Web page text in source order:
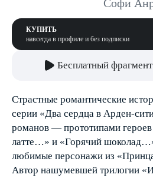
Софи
КУПИТЬ
навсегда в профиле и без подписки
Бесплатный фрагмент
Страстные романтические
серии «Два сердца в Арден-
романов — прототипами
латте…» и «Горячий
любимые персонажи из
Автор нашумевшей трилогии